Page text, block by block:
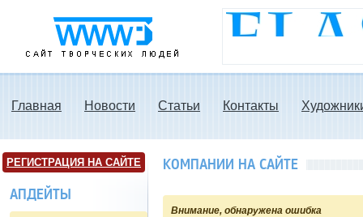
www3.ru - Сайт
творческих людей
Главная Новости Статьи Контакты
КОМПАНИИ НА САЙТЕ
Внимание, обнаружена ошибка
РЕГИСТРАЦИЯ НА САЙТЕ
АПДЕЙТЫ